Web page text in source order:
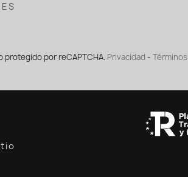
protegido por reCAPTCHA. Privacidad - Términos